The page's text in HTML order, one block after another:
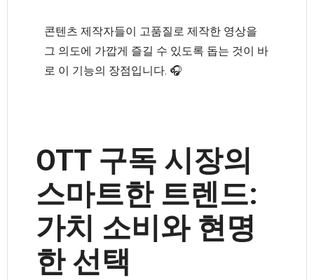
콘텐츠 제작자들이 고품질로 제작한 영상을
그 의도에 가깝게 즐길 수 있도록 돕는 것이 바
로 이 기능의 장점입니다. 🎧
OTT 구독 시장의
스마트한 트렌드:
가치 소비와 현명
한 선택